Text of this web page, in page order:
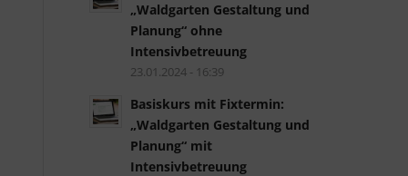
„Waldgarten Gestaltung und
Planung“ ohne
Intensivbetreuung
23.01.2024 - 16:39
Basiskurs mit Fixtermin:
„Waldgarten Gestaltung und
Planung“ mit
Intensivbetreuung